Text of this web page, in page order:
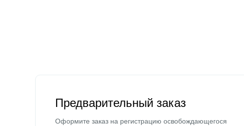
Предварительный заказ
Оформите заказ на регистрацию освобождающегося